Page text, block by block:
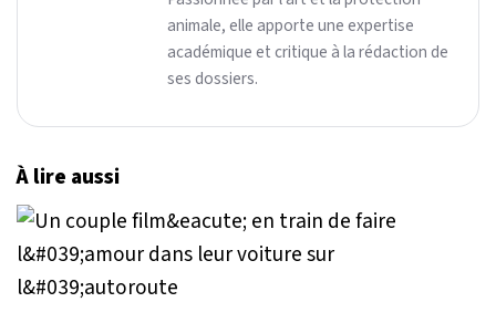
animale, elle apporte une expertise
académique et critique à la rédaction de
ses dossiers.
À lire aussi